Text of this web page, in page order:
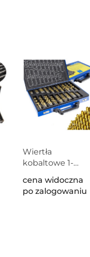
Wiertła
kobaltowe 1-
tytanowa
powłoka skrzynka
cena widoczna
po zalogowaniu